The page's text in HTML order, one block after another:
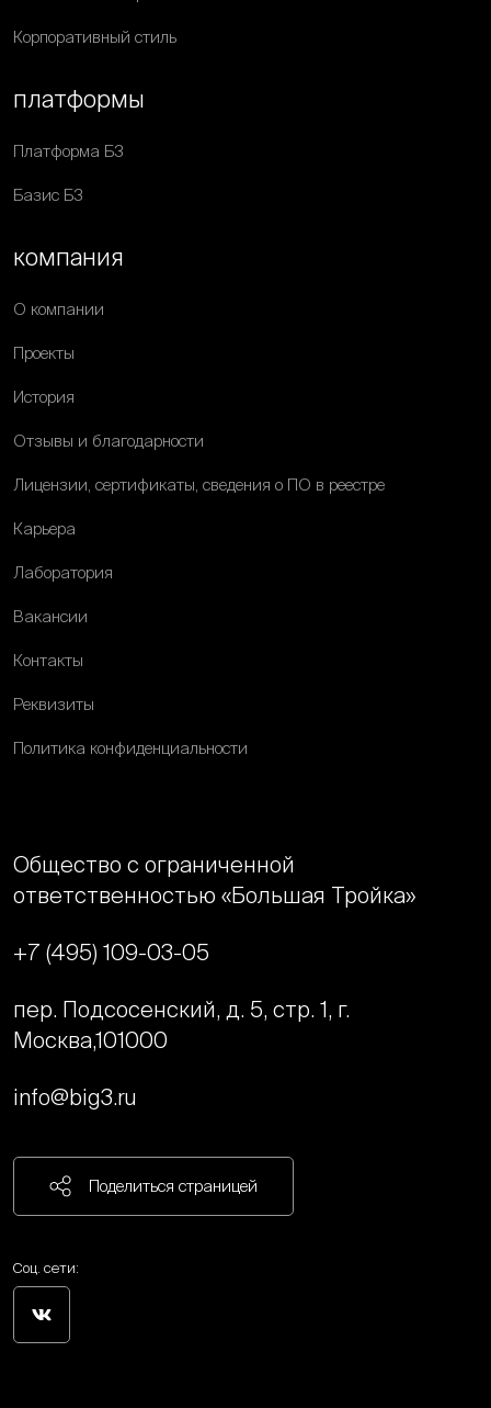
Корпоративный стиль
платформы
Платформа Б3
Базис Б3
компания
О компании
Проекты
История
Отзывы и благодарности
Лицензии, сертификаты, сведения о ПО в реестре
Карьера
Лаборатория
Вакансии
Контакты
Реквизиты
Политика конфиденциальности
Общество с ограниченной
ответственностью «Большая Тройка»
+7 (495) 109-03-05
пер. Подсосенский, д. 5, стр. 1, г.
Москва,101000
info@big3.ru
Поделиться страницей
Соц. сети: